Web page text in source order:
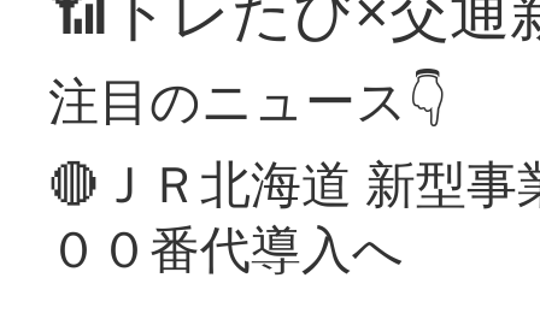
注目のニュース👇
🔴ＪＲ北海道 新型
００番代導入へ